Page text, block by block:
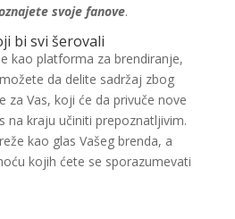
svoje fanove.
bi svi šerovali
kao platforma za brendiranje,
da delite sadržaj zbog
za Vas, koji će da privuče nove
na kraju učiniti prepoznatljivim.
kao glas Vašeg brenda, a
kojih ćete se sporazumevati